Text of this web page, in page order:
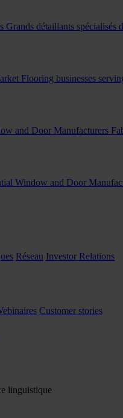
Grands détaillants spécialisés
Flooring businesses
and Door Manufacturers
Window and Door
Réseau Investor Relations
Customer stories
linguistique